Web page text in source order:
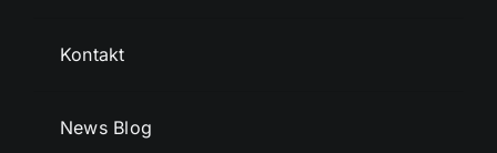
Kontakt
News Blog